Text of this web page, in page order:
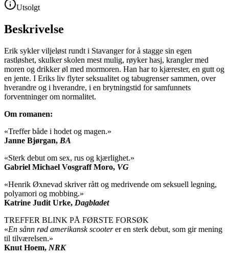
Utsolgt
Beskrivelse
Erik sykler viljeløst rundt i Stavanger for å stagge sin egen
rastløshet, skulker skolen mest mulig, røyker hasj, krangler med
moren og drikker øl med mormoren. Han har to kjærester, en gutt og
en jente. I Eriks liv flyter seksualitet og tabugrenser sammen, over
hverandre og i hverandre, i en brytningstid for samfunnets
forventninger om normalitet.
Om romanen:
«Treffer både i hodet og magen.»
Janne Bjørgan, BA
«Sterk debut om sex, rus og kjærlighet.»
Gabriel Michael Vosgraff Moro, VG
«Henrik Øxnevad skriver rått og medrivende om seksuell legning,
polyamori og mobbing.»
Katrine Judit Urke, Dagbladet
TREFFER BLINK PÅ FØRSTE FORSØK
«En sånn rød amerikansk scooterer en sterk debut, som gir mening
til tilværelsen.»
Knut Hoem, NRK